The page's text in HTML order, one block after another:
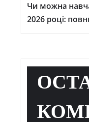
Чи можна
2026 році: